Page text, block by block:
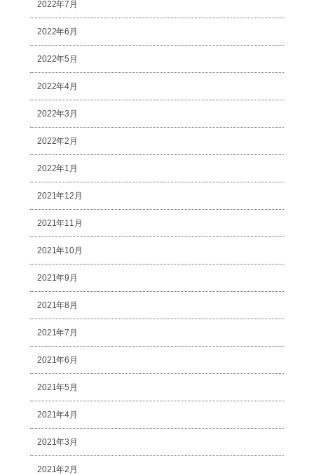
2022年7月
2022年6月
2022年5月
2022年4月
2022年3月
2022年2月
2022年1月
2021年12月
2021年11月
2021年10月
2021年9月
2021年8月
2021年7月
2021年6月
2021年5月
2021年4月
2021年3月
2021年2月